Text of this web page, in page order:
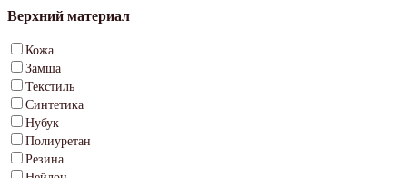
Верхний материал
Кожа
Замша
Текстиль
Синтетика
Нубук
Полиуретан
Резина